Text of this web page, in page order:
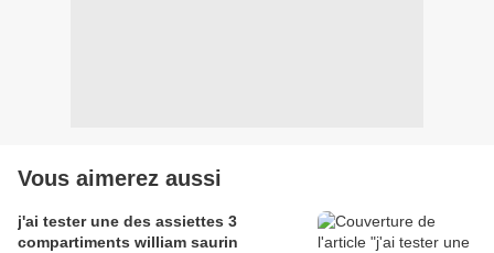
Vous aimerez aussi
j'ai tester une des assiettes 3
compartiments william saurin